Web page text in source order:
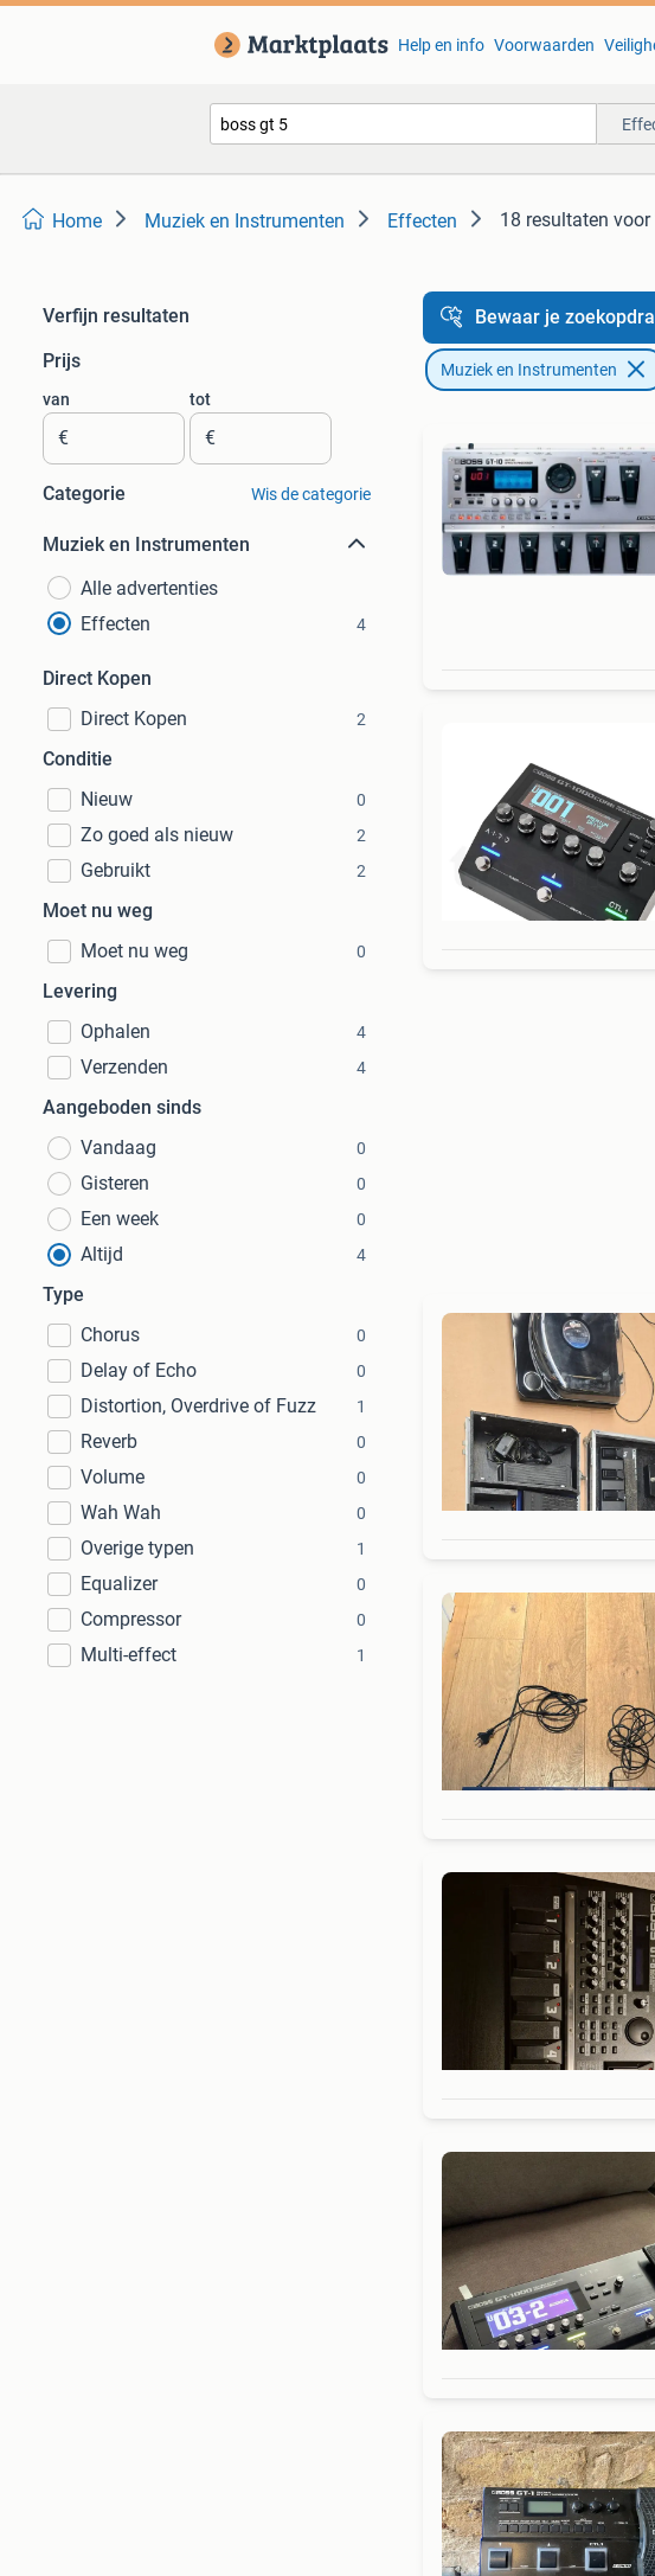
Help en info Voorwaarden
Home Muziek en Instrumenten Effecten 18 resultaten voor
Verfijn resultaten
Prijs
van
€
tot
€
Categorie Wis de categorie
Muziek en Instrumenten
Alle advertenties
Effecten
4
Direct Kopen
Direct Kopen
2
Conditie
Nieuw
0
Zo goed als nieuw 2
Gebruikt 2
Moet nu weg
Moet nu weg
0
Levering
Ophalen
4
Verzenden 4
Aangeboden sinds
Vandaag
0
Gisteren 0
Een week 0
Altijd 4
Type
Chorus
0
Delay of Echo 0
Distortion, Overdrive of Fuzz 1
Reverb 0
Volume 0
Wah Wah 0
Overige typen 1
Equalizer 0
Compressor 0
Multi-effect 1
Bewaar je
Muziek en Instrumenten